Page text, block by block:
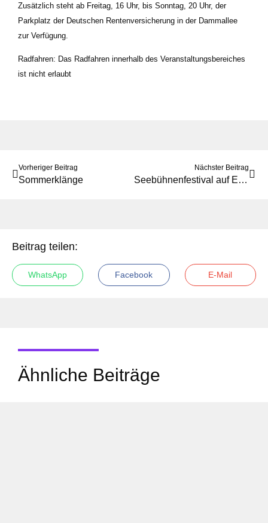
Zusätzlich steht ab Freitag, 16 Uhr, bis Sonntag, 20 Uhr, der
Parkplatz der Deutschen Rentenversicherung in der Dammallee
zur Verfügung.
Radfahren: Das Radfahren innerhalb des Veranstaltungsbereiches
ist nicht erlaubt
Vorheriger Beitrag
Sommerklänge
Nächster Beitrag
Seebühnenfestival auf Erfolgskurs: Erstes Konzert ausverkauft
Beitrag teilen:
WhatsApp Facebook E-Mail
Ähnliche Beiträge